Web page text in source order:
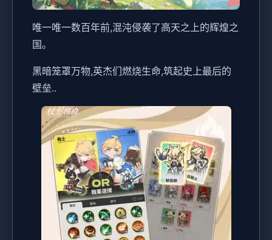
唯一唯一数百年前,混沌侵袭了高天之上的辉煌之
国。
黑暗笼罩万物,英杰们燃烧生命,筑起史上最后的
壁垒..